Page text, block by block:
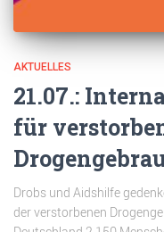
AKTUELLES
21.07.:
für
Drobs und Aidshilfe
der verstorbenen